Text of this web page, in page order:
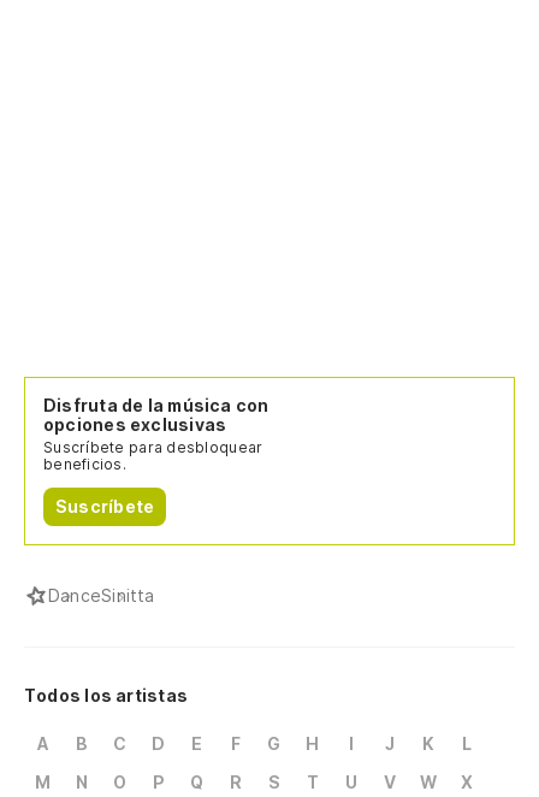
Disfruta de la música con
opciones exclusivas
Suscríbete para desbloquear
beneficios.
Suscríbete
DanceSinitta
Todos los artistas
A B C D E F G H I J K
L
M
N O P Q R S T U V W
X